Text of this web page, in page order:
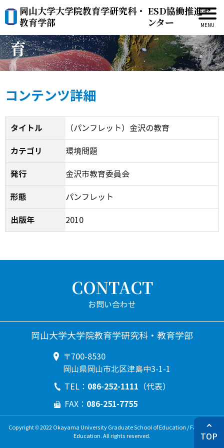
岡山大学大学院教育学研究科・
教育学部
ESD協働推進セ
ンター
（パンフレット）金沢の教
育
コンテンツ詳細
タイトル （パンフレット）金沢の教育
カテゴリ 環境問題
発行 金沢市教育委員会
形態 パンフレット
出版年 2010
CONTACT
岡山大学大学院教育学研究科・教育学部
〒700-8530
岡山県岡山市北区津島中3-1-1
TEL： 086-252-1111 （代表）
FAX： 086-251-7755
Copyright © 2022 Okayama University Graduate School of Education / Faculty of
Education. All rights reserved.
TOP